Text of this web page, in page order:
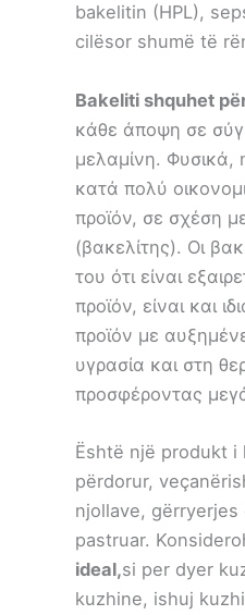
bakelitin (HPL),
cilësor shumë të
Bakeliti shquhet
κάθε άποψη σε
μελαμίνη. Φυσικά,
κατά πολύ
προϊόν, σε σχέση
(βακελίτης). Οι
του ότι είναι
προϊόν, είναι και
προϊόν με
υγρασία και στη
προσφέροντας
Është një produkt i
përdorur,
njollave,
pastruar.
ideal,si per dyer
kuzhine, ishuj